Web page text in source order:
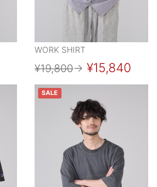
WORK SHIRT
¥19,800→ ¥15,840
SALE